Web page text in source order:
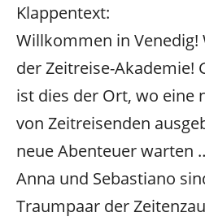
Klappentext:
Willkommen in
der Zeitreise-Akademie!
ist dies der Ort, wo eine
von Zeitreisenden
neue Abenteuer warten
Anna und Sebastiano
Traumpaar der